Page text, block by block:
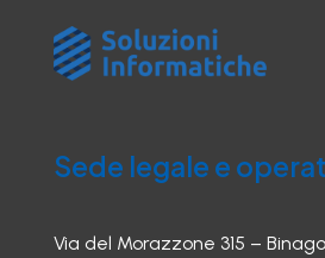
Sede legale e
Via del Morazzone 315 –